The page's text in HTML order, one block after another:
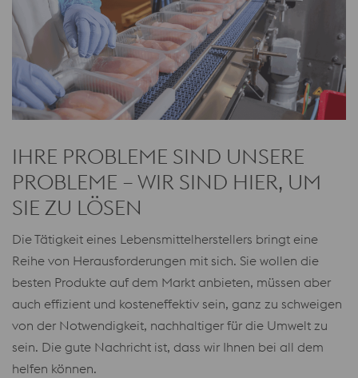
IHRE PROBLEME SIND UNSERE
PROBLEME – WIR SIND HIER, UM
SIE ZU LÖSEN
Die Tätigkeit eines Lebensmittelherstellers bringt eine
Reihe von Herausforderungen mit sich. Sie wollen die
besten Produkte auf dem Markt anbieten, müssen aber
auch effizient und kosteneffektiv sein, ganz zu schweigen
von der Notwendigkeit, nachhaltiger für die Umwelt zu
sein. Die gute Nachricht ist, dass wir Ihnen bei all dem
helfen können.